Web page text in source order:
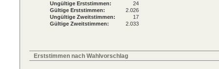
Ungültige Erststimmen:
24
Gültige Erststimmen:
2.026
Ungültige Zweitstimmen:
17
Gültige Zweitstimmen:
2.033
Erststimmen nach Wahlvorschlag